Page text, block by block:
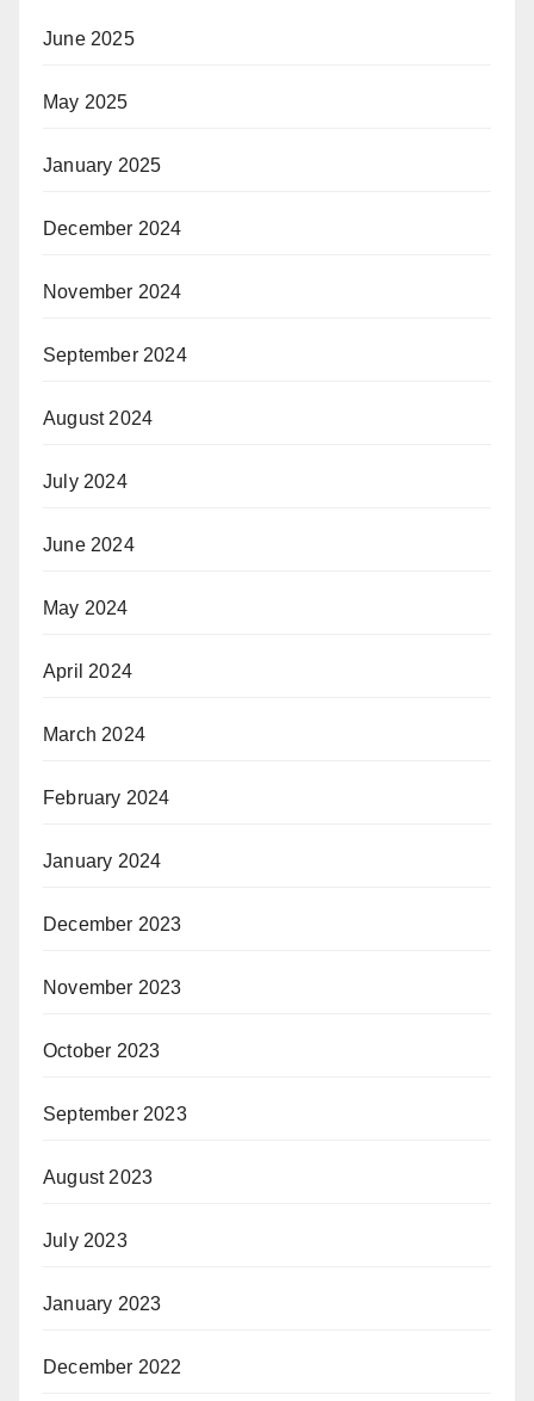
June 2025
May 2025
January 2025
December 2024
November 2024
September 2024
August 2024
July 2024
June 2024
May 2024
April 2024
March 2024
February 2024
January 2024
December 2023
November 2023
October 2023
September 2023
August 2023
July 2023
January 2023
December 2022